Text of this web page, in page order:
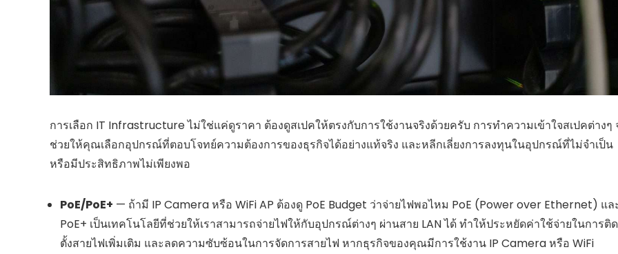
การเลือก IT Infrastructure ไม่ใช่แค่ดูราคา ต้องดูสเปคให้ตรงกับการใช้งานจริงด้วยครับ การทำความเข้าใจสเปคต่างๆ
ช่วยให้คุณเลือกอุปกรณ์ที่ตอบโจทย์ความต้องการของธุรกิจได้อย่างแท้จริง และหลีกเลี่ยงการลงทุนในอุปกรณ์ที่ไม่จำเป็น
หรือมีประสิทธิภาพไม่เพียงพอ
PoE/PoE+ — ถ้ามี IP Camera หรือ WiFi AP ต้องดู PoE Budget ว่าจ่ายไฟพอไหม PoE (Power over Ethernet) แล
PoE+ เป็นเทคโนโลยีที่ช่วยให้เราสามารถจ่ายไฟให้กับอุปกรณ์ต่างๆ ผ่านสาย LAN ได้ ทำให้ประหยัดค่าใช้จ่ายในการติด
ตั้งสายไฟเพิ่มเติม และลดความซับซ้อนในการจัดการสายไฟ หากธุรกิจของคุณมีการใช้งาน IP Camera หรือ WiFi